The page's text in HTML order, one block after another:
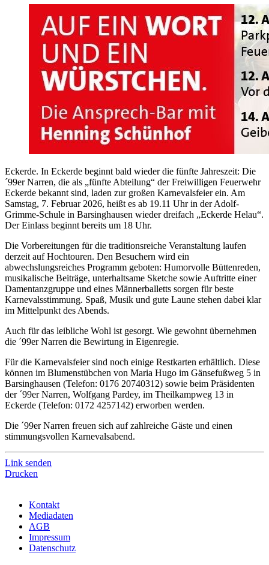
Eckerde. In Eckerde beginnt bald wieder die fünfte Jahreszeit: Die
´99er Narren, die als „fünfte Abteilung“ der Freiwilligen Feuerwehr
Eckerde bekannt sind, laden zur großen Karnevalsfeier ein. Am
Samstag, 7. Februar 2026, heißt es ab 19.11 Uhr in der Adolf-
Grimme-Schule in Barsinghausen wieder dreifach „Eckerde Helau“.
Der Einlass beginnt bereits um 18 Uhr.
Die Vorbereitungen für die traditionsreiche Veranstaltung laufen
derzeit auf Hochtouren. Den Besuchern wird ein
abwechslungsreiches Programm geboten: Humorvolle Büttenreden,
musikalische Beiträge, unterhaltsame Sketche sowie Auftritte einer
Damentanzgruppe und eines Männerballetts sorgen für beste
Karnevalsstimmung. Spaß, Musik und gute Laune stehen dabei klar
im Mittelpunkt des Abends.
Auch für das leibliche Wohl ist gesorgt. Wie gewohnt übernehmen
die ´99er Narren die Bewirtung in Eigenregie.
Für die Karnevalsfeier sind noch einige Restkarten erhältlich. Diese
können im Blumenstübchen von Maria Hugo im Gänsefußweg 5 in
Barsinghausen (Telefon: 0176 20740312) sowie beim Präsidenten
der ´99er Narren, Wolfgang Pardey, im Theilkampweg 13 in
Eckerde (Telefon: 0172 4257142) erworben werden.
Die ´99er Narren freuen sich auf zahlreiche Gäste und einen
stimmungsvollen Karnevalsabend.
Link senden
Drucken
Kontakt
Mediadaten
AGB
Impressum
Datenschutz